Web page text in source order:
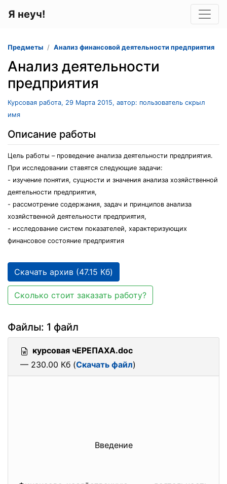
Я неуч!
Предметы Анализ финансовой деятельности предприятия
Анализ деятельности
предприятия
Курсовая работа, 29 Марта 2015, автор: пользователь скрыл
имя
Описание работы
Цель работы – проведение анализа деятельности предприятия.
При исследовании ставятся следующие задачи:
- изучение понятия, сущности и значения анализа хозяйственной
деятельности предприятия,
- рассмотрение содержания, задач и принципов анализа
хозяйственной деятельности предприятия,
- исследование систем показателей, характеризующих
финансовое состояние предприятия
Скачать архив (47.15 Кб)
Сколько стоит заказать работу?
Файлы: 1 файл
курсовая чЕРЕПАХА.doc
— 230.00 Кб (Скачать файл)
Введение